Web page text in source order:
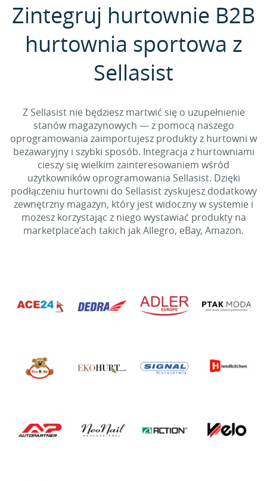
Zintegruj hurtownie B2B
hurtownia sportowa z
Sellasist
Z Sellasist nie będziesz martwić się o uzupełnienie
stanów magazynowych — z pomocą naszego
oprogramowania zaimportujesz produkty z hurtowni w
bezawaryjny i szybki sposób. Integracja z hurtowniami
cieszy się wielkim zainteresowaniem wśród
użytkowników oprogramowania Sellasist. Dzięki
podłączeniu hurtowni do Sellasist zyskujesz dodatkowy
zewnętrzny magazyn, który jest widoczny w systemie i
możesz korzystając z niego wystawiać produkty na
marketplace’ach takich jak Allegro, eBay, Amazon.